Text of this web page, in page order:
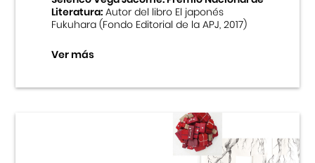
Literatura:Autor del libro El japonés
Fukuhara (Fondo Editorial de la APJ, 2017)
Ver más